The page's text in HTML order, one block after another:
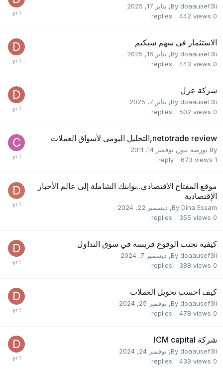
By doaausef3li
, يناير 17, 2025
0
replies 442 views
الاستثمار في سهم سبكيم
By doaausef3li
, يناير 16, 2025
0
replies 443 views
شركة عزل
By doaausef3li
, يناير 7, 2025
0
replies 502 views
netotrade review,التحليل اليومى لأسواق العملات
By بورصة نيوز , نوفمبر 14, 2011
1
reply 673 views
موقع المفتاح الاقتصادي..بوابتك الشاملة إلى عالم الأخبار
الإقتصادية
By Dina Essam
, ديسمبر 22, 2024
0
replies 355 views
كيفية تجنب الوقوع فريسة في سوق التداول
By doaausef3li
, ديسمبر 7, 2024
0
replies 388 views
كيف احسب تحويل العملات
By doaausef3li
, نوفمبر 25, 2024
0
replies 478 views
شركة ICM capital
By doaausef3li
, نوفمبر 24, 2024
0
replies 439 views